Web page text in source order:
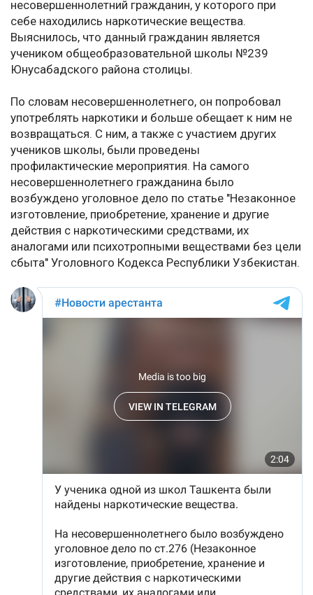
несовершеннолетний гражданин, у которого при
себе находились наркотические вещества.
Выяснилось, что данный гражданин является
учеником общеобразовательной школы №239
Юнусабадского района столицы.
По словам несовершеннолетнего, он попробовал
употреблять наркотики и больше обещает к ним не
возвращаться. С ним, а также с участием других
учеников школы, были проведены
профилактические мероприятия. На самого
несовершеннолетнего гражданина было
возбуждено уголовное дело по статье "Незаконное
изготовление, приобретение, хранение и другие
действия с наркотическими средствами, их
аналогами или психотропными веществами без цели
сбыта" Уголовного Кодекса Республики Узбекистан.